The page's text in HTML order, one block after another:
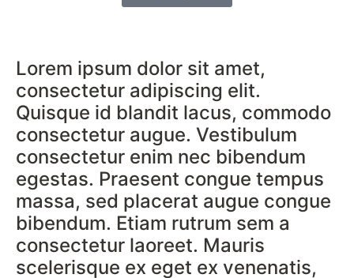
Lorem ipsum dolor sit amet,
consectetur adipiscing elit.
Quisque id blandit lacus, commodo
consectetur augue. Vestibulum
consectetur enim nec bibendum
egestas. Praesent congue tempus
massa, sed placerat augue congue
bibendum. Etiam rutrum sem a
consectetur laoreet. Mauris
scelerisque ex eget ex venenatis,